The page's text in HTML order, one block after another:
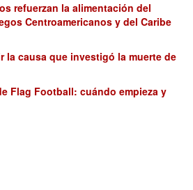
refuerzan la alimentación del
Centroamericanos y del Caribe
la causa que investigó la muerte de
Flag Football: cuándo empieza y